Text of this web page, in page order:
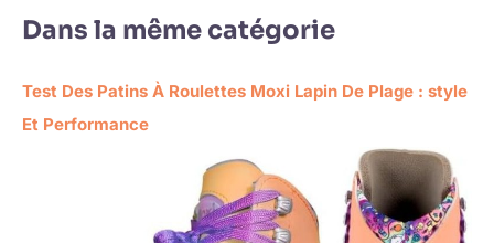
Dans la même catégorie
Test Des Patins À Roulettes Moxi Lapin De Plage : style
Et Performance